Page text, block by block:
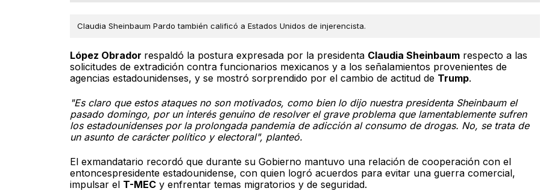
Claudia Sheinbaum Pardo también calificó a Estados Unidos de injerencista.
López Obrador respaldó la postura expresada por la presidenta Claudia Sheinbaumrespecto a las
solicitudes de extradición contra funcionarios mexicanos y a los señalamientos provenientes de
agencias estadounidenses, y se mostró sorprendido por el cambio de actitud de Trump.
"Es claro que estos ataques no son motivados, como bien lo dijo nuestra presidenta Sheinbaum el
pasado domingo, por un interés genuino de resolver el grave problema que lamentablemente sufren
los estadounidenses por la prolongada pandemia de adicción al consumo de drogas. No, se trata de
un asunto de carácter político y electoral", planteó.
El exmandatario recordó que durante su Gobierno mantuvo una relación de cooperación con el
entoncespresidente estadounidense, con quien logró acuerdos para evitar una guerra comercial,
impulsar el T-MECy enfrentar temas migratorios y de seguridad.